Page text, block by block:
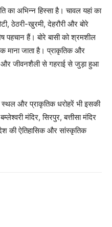
का अभिन्न हिस्सा है। चावल यहां का
ठेठरी-खुरमी, देहरौरी और बोरे
पहचान हैं। बोरे बासी को श्रमशील
माना जाता है। प्राकृतिक और
और जीवनशैली से गहराई से जुड़ा हुआ
स्थल और प्राकृतिक धरोहरें भी इसकी
मंदिर, सिरपुर, बत्तीसा मंदिर
की ऐतिहासिक और सांस्कृतिक